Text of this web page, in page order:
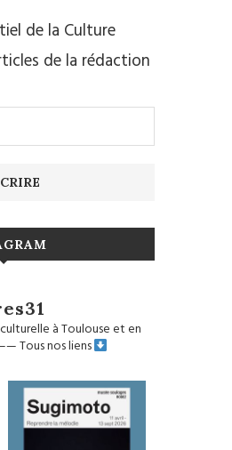
de la Culture
de la rédaction
à Toulouse et en
Tous nos liens